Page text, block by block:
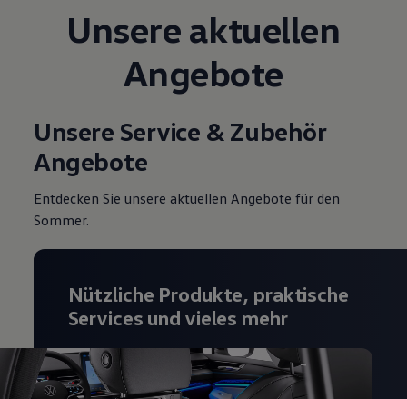
Magazin
Lifestyle
Transport
Familie
Elektromobilität
Volkswagen R
Volkswagen Kundenbetreuung
Unsere aktuellen
Angebote
Unsere Service & Zubehör
Angebote
Entdecken Sie unsere aktuellen Angebote für den
Sommer.
Nützliche Produkte, praktische
Services und vieles mehr